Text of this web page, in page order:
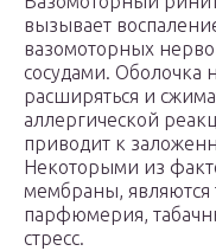
вызывает
вазомоторных
сосудами. Оболочка
расширяться и
аллергической
приводит к
Некоторыми из
мембраны, являются
парфюмерия,
стресс.